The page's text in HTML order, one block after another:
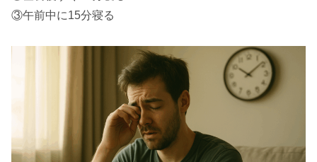
③午前中に15分寝る